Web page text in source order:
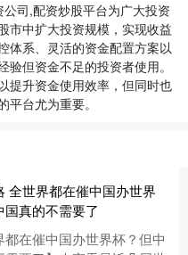
司,配资炒股平台为广大投资
市中扩大投资规模，实现收益
体系、灵活的资金配置方案以
但资金不足的投资者使用。
提升资金使用效率，但同时也
台尤为重要。
全世界都在催中国办世界
国真的不需要了
都在催中国办世界杯？但中